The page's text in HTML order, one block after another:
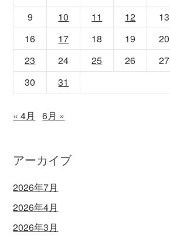
9
10 11 12 13
16
17 18 19 20
23
24 25 26 27
30
31
« 4月 6月 »
アーカイブ
2026年7月
2026年4月
2026年3月